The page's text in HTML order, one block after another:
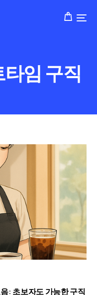
임 구직
: 초보자도 가능한 구직